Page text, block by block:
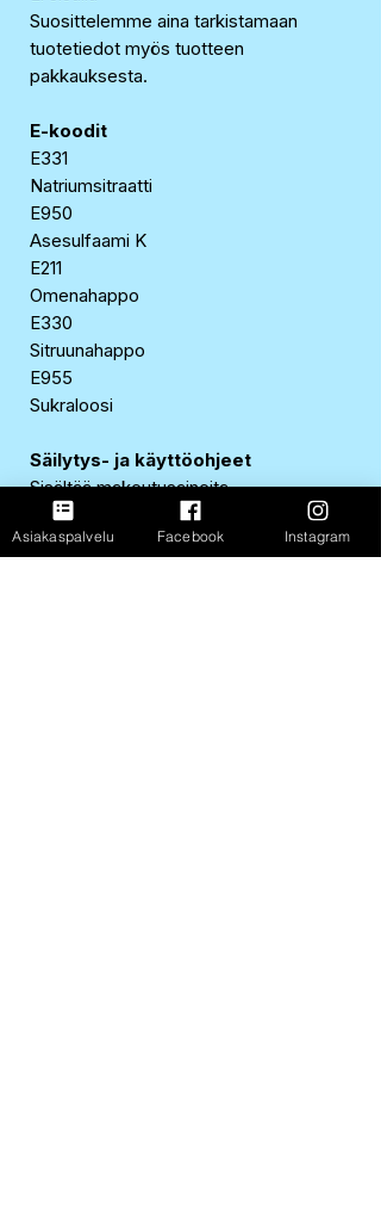
Suosittelemme aina tarkistamaan
tuotetiedot myös tuotteen
pakkauksesta.
E-koodit
E331
Natriumsitraatti
E950
Asesulfaami K
E211
Omenahappo
E330
Sitruunahappo
E955
Sukraloosi
Säilytys- ja käyttöohjeet
Sisältää makeutusaineita.
Alkuperämaa/valmistusmaa
Asiakaspalvelu Facebook Instagram